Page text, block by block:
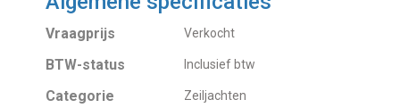
Vraagprijs Verkocht
BTW-status Inclusief btw
Categorie Zeiljachten